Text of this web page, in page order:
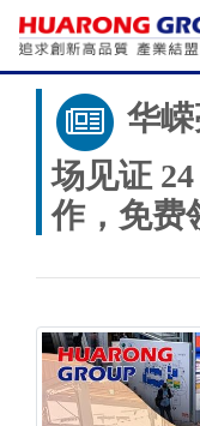
华
场见证
作，免费